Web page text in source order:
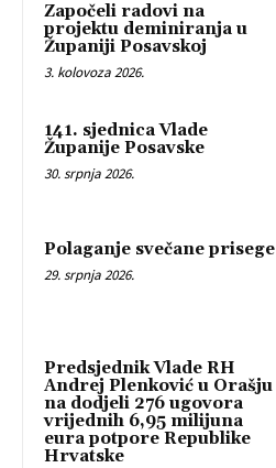
Započeli radovi na
projektu deminiranja u
Županiji Posavskoj
3. kolovoza 2026.
141. sjednica Vlade
Županije Posavske
30. srpnja 2026.
Polaganje svečane prisege
29. srpnja 2026.
Predsjednik Vlade RH
Andrej Plenković u Orašju
na dodjeli 276 ugovora
vrijednih 6,95 milijuna
eura potpore Republike
Hrvatske